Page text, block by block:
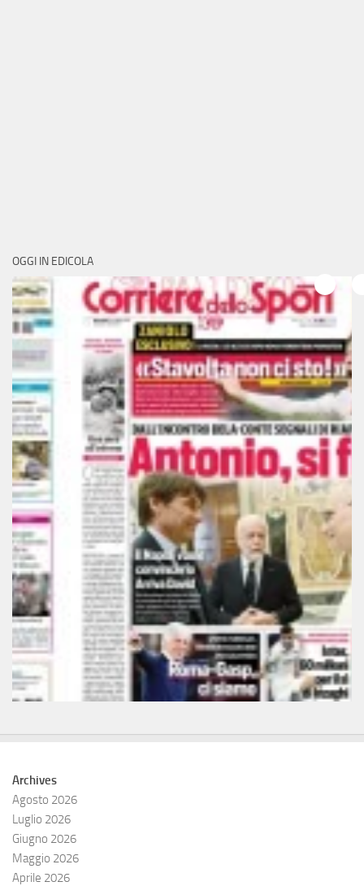
OGGI IN EDICOLA
Archives
Agosto 2026
Luglio 2026
Giugno 2026
Maggio 2026
Aprile 2026